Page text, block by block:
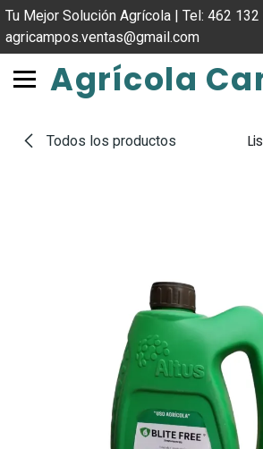
Tu Mejor Solución Agrícola | Tel: 462
agricampos.ventas@gmail.com
Agrícola
Todos los productos